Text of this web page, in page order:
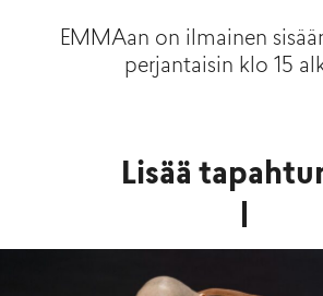
EMMAan on ilmainen
perjantaisin klo 15
Lisää